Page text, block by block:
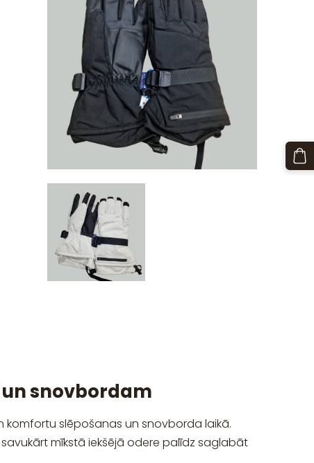
un snovbordam
komfortu slēpošanas un snovborda laikā.
mīkstā iekšējā odere palīdz saglabāt